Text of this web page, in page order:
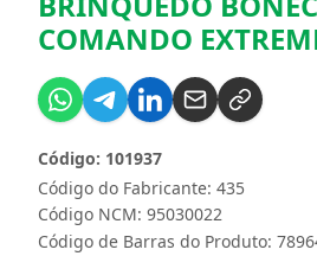
COMANDO
Código do Fabricante: 435
Código: 101937
Código NCM: 95030022
Código de Barras do Produto: